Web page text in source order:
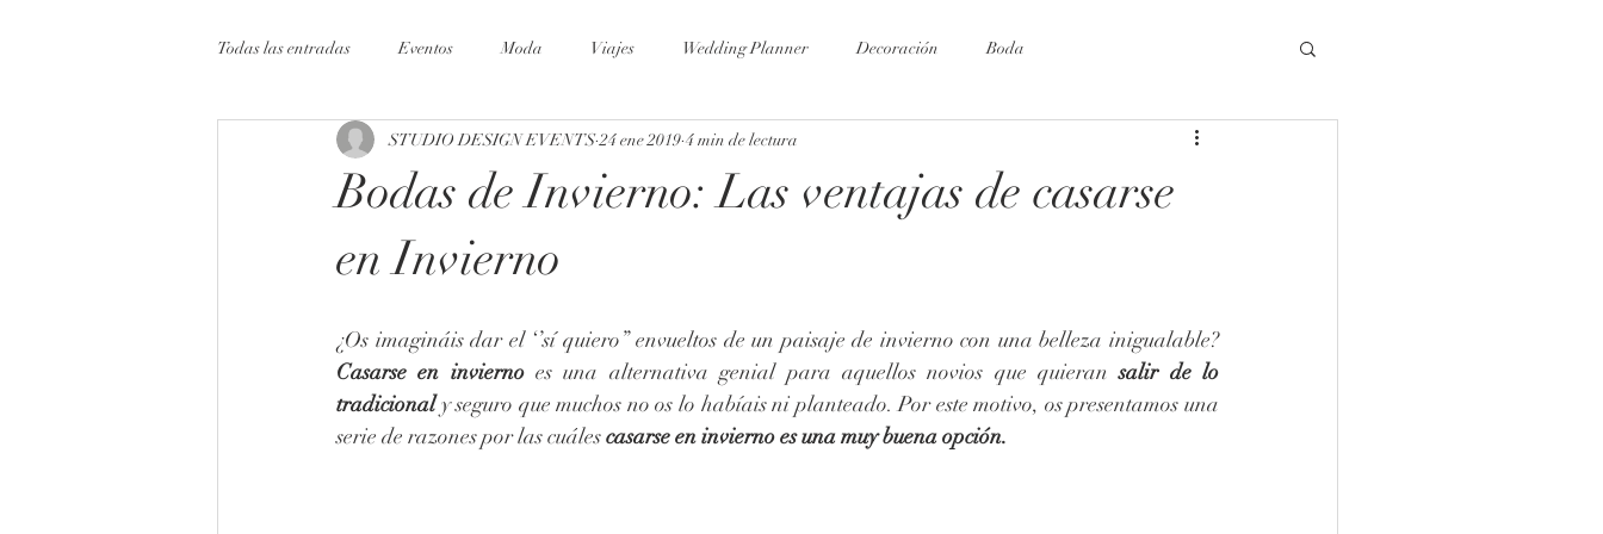
Todas las entradas Eventos Moda Viajes Wedding Planner Decoración Boda
Bodas de Invierno: Las ventajas de casarse
en Invierno
STUDIO DESIGN EVENTS 24 ene 2019 4 min de lectura
¿Os imagináis dar el ‘’sí quiero’’ envueltos de un paisaje de invierno con una belleza inigualable?
Casarse en invierno es una alternativa genial para aquellos novios que quieran salir de lo
tradicional y seguro que muchos no os lo habíais ni planteado. Por este motivo, os presentamos una
serie de razones por las cuáles casarse en invierno es una muy buena opción.